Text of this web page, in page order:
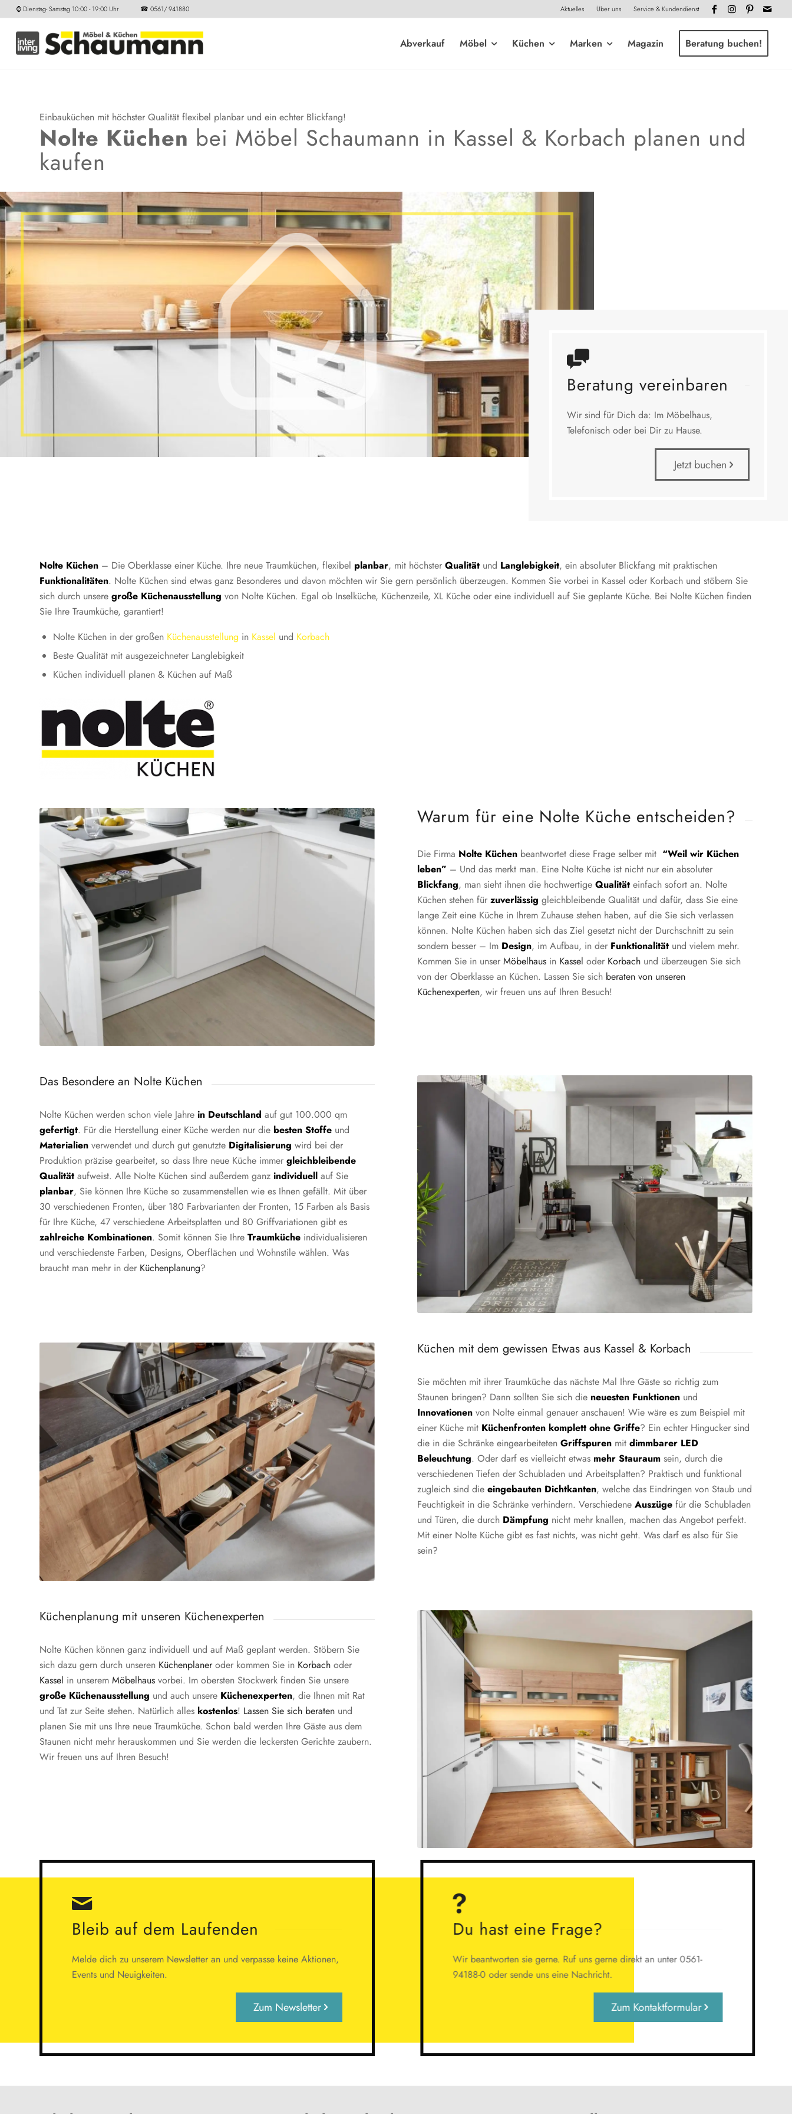
Aktuelles Über uns Service & Kundendienst
⌚ Dienstag- Samstag 10:00 - 19:00 Uhr ☎ 0561/ 941880
Abverkauf Möbel Küchen Marken Magazin Beratung buchen!
Einbauküchen mit höchster Qualität flexibel planbar und ein echter Blickfang!
Nolte Küchen bei Möbel Schaumann in Kassel & Korbach planen und
kaufen
Beratung vereinbaren
Wir sind für Dich da: Im Möbelhaus,
Telefonisch oder bei Dir zu Hause.
Jetzt buchen
Nolte Küchen – Die Oberklasse einer Küche. Ihre neue Traumküchen, flexibel planbar, mit höchster Qualität und Langlebigkeit, ein absoluter Blickfang mit praktischen
Funktionalitäten. Nolte Küchen sind etwas ganz Besonderes und davon möchten wir Sie gern persönlich überzeugen. Kommen Sie vorbei in Kassel oder Korbach und stöbern Sie
sich durch unsere große Küchenausstellung von Nolte Küchen. Egal ob Inselküche, Küchenzeile, XL Küche oder eine individuell auf Sie geplante Küche. Bei Nolte Küchen finden
Sie Ihre Traumküche, garantiert!
Nolte Küchen in der großen Küchenausstellung in Kassel und Korbach
Beste Qualität mit ausgezeichneter Langlebigkeit
Küchen individuell planen & Küchen auf Maß
Warum für eine Nolte Küche entscheiden?
Die Firma Nolte Küchen beantwortet diese Frage selber mit “Weil wir Küchen
leben” – Und das merkt man. Eine Nolte Küche ist nicht nur ein absoluter
Blickfang, man sieht ihnen die hochwertigeQualität einfach sofort an. Nolte
Küchen stehen fürzuverlässig gleichbleibende Qualität und dafür, dass Sie eine
lange Zeit eine Küche in Ihrem Zuhause stehen haben, auf die Sie sich verlassen
können. Nolte Küchen haben sich das Ziel gesetzt nicht der Durchschnitt zu sein
sondern besser – Im Design, im Aufbau, in der Funktionalität und vielem mehr.
Kommen Sie in unserMöbelhaus in Kassel oder Korbach und überzeugen Sie sich
von der Oberklasse an Küchen. Lassen Sie sich beraten von unseren
Küchenexperten, wir freuen uns auf Ihren Besuch!
Das Besondere an Nolte Küchen
Nolte Küchen werden schon viele Jahre in Deutschland auf gut 100.000 qm
gefertigt. Für die Herstellung einer Küche werden nur die besten Stoffe und
Materialien verwendet und durch gut genutzte Digitalisierung wird bei der
Produktion präzise gearbeitet, so dass Ihre neue Küche immer gleichbleibende
Qualität aufweist. Alle Nolte Küchen sind außerdem ganz individuell auf Sie
planbar, Sie können Ihre Küche so zusammenstellen wie es Ihnen gefällt. Mit über
30 verschiedenen Fronten, über 180 Farbvarianten der Fronten, 15 Farben als Basis
für Ihre Küche, 47 verschiedene Arbeitsplatten und 80 Griffvariationen gibt es
zahlreiche Kombinationen. Somit können Sie Ihre Traumküche individualisieren
und verschiedenste Farben, Designs, Oberflächen und Wohnstile wählen. Was
braucht man mehr in der Küchenplanung?
Küchen mit dem gewissen Etwas aus Kassel& Korbach
Sie möchten mit ihrer Traumküche das nächste Mal Ihre Gäste so richtig zum
Staunen bringen? Dann sollten Sie sich die neuesten Funktionen und
Innovationen von Nolte einmal genauer anschauen! Wie wäre es zum Beispiel mit
einer Küche mit Küchenfronten komplett ohne Griffe? Ein echter Hingucker sind
die in die Schränke eingearbeitetenGriffspuren mitdimmbarer LED
Beleuchtung. Oder darf es vielleicht etwas mehr Stauraum sein, durch die
verschiedenen Tiefen der Schubladen und Arbeitsplatten? Praktisch und funktional
zugleich sind dieeingebauten Dichtkanten, welche das Eindringen von Staub und
Feuchtigkeit in die Schränke verhindern. VerschiedeneAuszüge für die Schubladen
und Türen, die durch Dämpfung nicht mehr knallen, machen das Angebot perfekt.
Mit einer Nolte Küche gibt es fast nichts, was nicht geht. Was darf es also für Sie
sein?
Küchenplanung mit unseren Küchenexperten
Nolte Küchen können ganz individuell und auf Maß geplant werden. Stöbern Sie
sich dazu gern durch unseren Küchenplaneroder kommen Sie in Korbach oder
Kassel in unserem Möbelhaus vorbei. Im obersten Stockwerk finden Sie unsere
große Küchenausstellung und auch unsere Küchenexperten, die Ihnen mit Rat
und Tat zur Seite stehen. Natürlich alles kostenlos! Lassen Sie sich beraten und
planen Sie mit uns Ihre neue Traumküche. Schon bald werden Ihre Gäste aus dem
Staunen nicht mehr herauskommen und Sie werden die leckersten Gerichte zaubern.
Wir freuen uns auf Ihren Besuch!
Bleib auf dem Laufenden
Melde dich zu unserem Newsletter an und verpasse keine Aktionen,
Events und Neuigkeiten.
Zum Newsletter
Du hast eine Frage?
Wir beantworten sie gerne. Ruf uns gerne direkt an unter 0561-
94188-0 oder sende uns eine Nachricht.
Zum Kontaktformular